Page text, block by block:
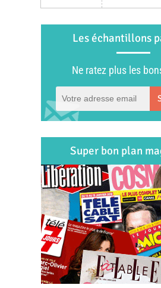
Les échantillons
Ne ratez plus les
Super bon plan